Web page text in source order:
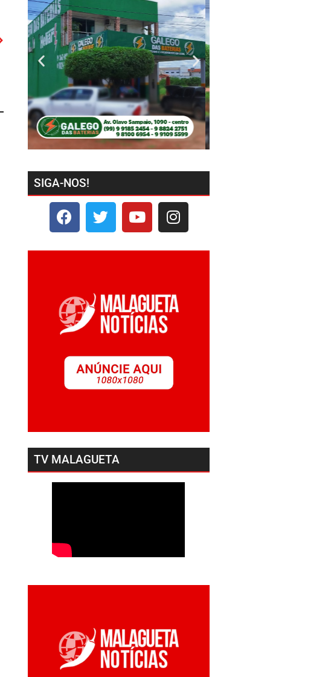
SIGA-NOS!
TV MALAGUETA